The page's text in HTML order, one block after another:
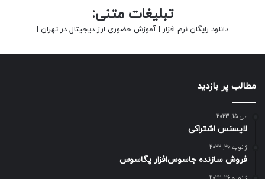
تبلیغات متنی:
دانلود رایگان نرم افزار | آموزش حضوری ارز دیجیتال در تهران |
مطالب پر بازدید
می 15, 2023
لایسنس اشتراکی
ژانویه 26, 2022
فروش سازنده جاسوس‌افزار پگاسوس